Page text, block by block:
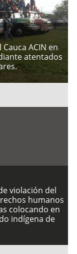
ACIN en
atentados
violación del
humanos
colocando en
indígena de